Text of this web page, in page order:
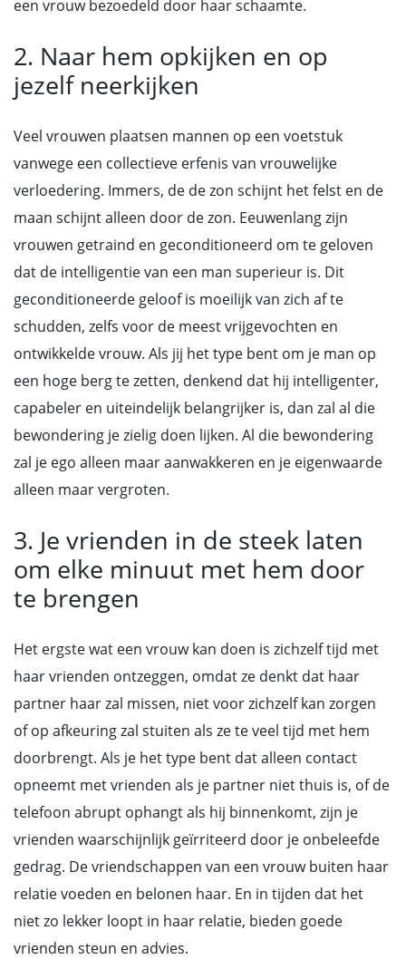
een vrouw bezoedeld door haar schaamte.
2. Naar hem opkijken en op
jezelf neerkijken
Veel vrouwen plaatsen mannen op een voetstuk
vanwege een collectieve erfenis van vrouwelijke
verloedering. Immers, de de zon schijnt het felst en de
maan schijnt alleen door de zon. Eeuwenlang zijn
vrouwen getraind en geconditioneerd om te geloven
dat de intelligentie van een man superieur is. Dit
geconditioneerde geloof is moeilijk van zich af te
schudden, zelfs voor de meest vrijgevochten en
ontwikkelde vrouw. Als jij het type bent om je man op
een hoge berg te zetten, denkend dat hij intelligenter,
capabeler en uiteindelijk belangrijker is, dan zal al die
bewondering je zielig doen lijken. Al die bewondering
zal je ego alleen maar aanwakkeren en je eigenwaarde
alleen maar vergroten.
3. Je vrienden in de steek laten
om elke minuut met hem door
te brengen
Het ergste wat een vrouw kan doen is zichzelf tijd met
haar vrienden ontzeggen, omdat ze denkt dat haar
partner haar zal missen, niet voor zichzelf kan zorgen
of op afkeuring zal stuiten als ze te veel tijd met hem
doorbrengt. Als je het type bent dat alleen contact
opneemt met vrienden als je partner niet thuis is, of de
telefoon abrupt ophangt als hij binnenkomt, zijn je
vrienden waarschijnlijk geïrriteerd door je onbeleefde
gedrag. De vriendschappen van een vrouw buiten haar
relatie voeden en belonen haar. En in tijden dat het
niet zo lekker loopt in haar relatie, bieden goede
vrienden steun en advies.